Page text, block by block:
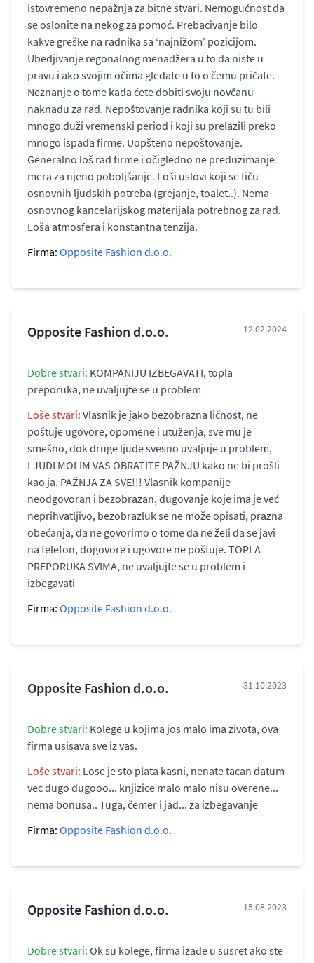
istovremeno nepažnja za bitne stvari. Nemogućnost da
se oslonite na nekog za pomoć. Prebacivanje bilo
kakve greške na radnika sa ‘najnižom’ pozicijom.
Ubedjivanje regonalnog menadžera u to da niste u
pravu i ako svojim očima gledate u to o čemu pričate.
Neznanje o tome kada ćete dobiti svoju novčanu
naknadu za rad. Nepoštovanje radnika koji su tu bili
mnogo duži vremenski period i koji su prelazili preko
mnogo ispada firme. Uopšteno nepoštovanje.
Generalno loš rad firme i očigledno ne preduzimanje
mera za njeno poboljšanje. Loši uslovi koji se tiču
osnovnih ljudskih potreba (grejanje, toalet..). Nema
osnovnog kancelarijskog materijala potrebnog za rad.
Loša atmosfera i konstantna tenzija.
Firma: Opposite Fashion d.o.o.
Opposite Fashion d.o.o. 12.02.2024
Dobre stvari: KOMPANIJU IZBEGAVATI, topla
preporuka, ne uvaljujte se u problem
Loše stvari: Vlasnik je jako bezobrazna ličnost, ne
poštuje ugovore, opomene i utuženja, sve mu je
smešno, dok druge ljude svesno uvaljuje u problem,
LJUDI MOLIM VAS OBRATITE PAŽNJU kako ne bi prošli
kao ja. PAŽNJA ZA SVE!!! Vlasnik kompanije
neodgovoran i bezobrazan, dugovanje koje ima je već
neprihvatljivo, bezobrazluk se ne može opisati, prazna
obećanja, da ne govorimo o tome da ne želi da se javi
na telefon, dogovore i ugovore ne poštuje. TOPLA
PREPORUKA SVIMA, ne uvaljujte se u problem i
izbegavati
Firma: Opposite Fashion d.o.o.
Opposite Fashion d.o.o. 31.10.2023
Dobre stvari: Kolege u kojima jos malo ima zivota, ova
firma usisava sve iz vas.
Loše stvari: Lose je sto plata kasni, nenate tacan datum
vec dugo dugooo... knjizice malo malo nisu overene...
nema bonusa.. Tuga, čemer i jad... za izbegavanje
Firma: Opposite Fashion d.o.o.
Opposite Fashion d.o.o. 15.08.2023
Dobre stvari: Ok su kolege, firma izađe u susret ako ste